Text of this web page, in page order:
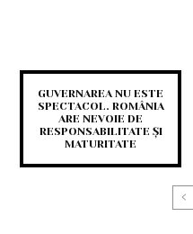
GUVERNAREA NU ESTE
SPECTACOL. ROMÂNIA
ARE NEVOIE DE
RESPONSABILITATE ȘI
MATURITATE